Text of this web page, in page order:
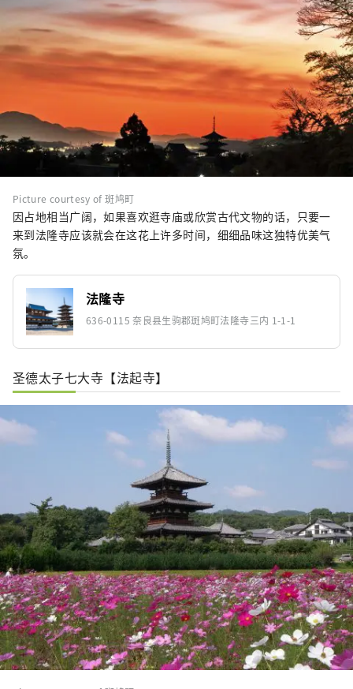
Picture courtesy of 斑鸠町
因占地相当广阔，如果喜欢逛寺庙或欣赏古代文物的话，只要一
来到法隆寺应该就会在这花上许多时间，细细品味这独特优美气
氛。
法隆寺
636-0115 奈良县生驹郡斑鸠町法隆寺三内 1-1-1
圣德太子七大寺【法起寺】